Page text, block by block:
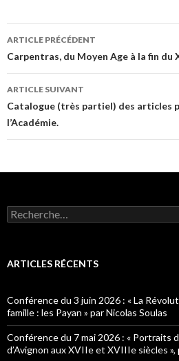
Navigation
des
articles
ARTICLE PRÉCÉDENT
Carpentras, du Moyen Age à la fin du
ARTICLE SUIVANT
Catalogue (très partiel) des articles
l’Académie.
R
e
e
h
e
r
:
ARTICLES RÉCENTS
Conférence du 3 juin 2026 : « La
famille : les Payan » par Nicolas Soulas
Conférence du 7 mai 2026 : « Portraits
d’Avignon aux XVIIe et XVIIIe siècles